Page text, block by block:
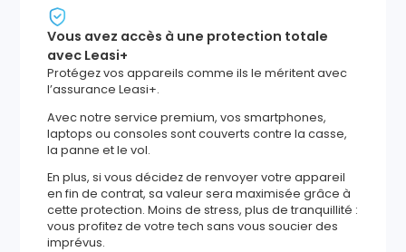
Vous avez accès à une protection totale
avec Leasi+
Protégez vos appareils comme ils le méritent avec
l’assurance Leasi+.
Avec notre service premium, vos smartphones,
laptops ou consoles sont couverts contre la casse,
la panne et le vol.
En plus, si vous décidez de renvoyer votre appareil
en fin de contrat, sa valeur sera maximisée grâce à
cette protection. Moins de stress, plus de tranquillité :
vous profitez de votre tech sans vous soucier des
imprévus.